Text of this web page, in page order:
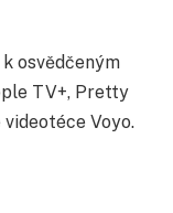
osvědčeným
TV+, Pretty
Voyo.